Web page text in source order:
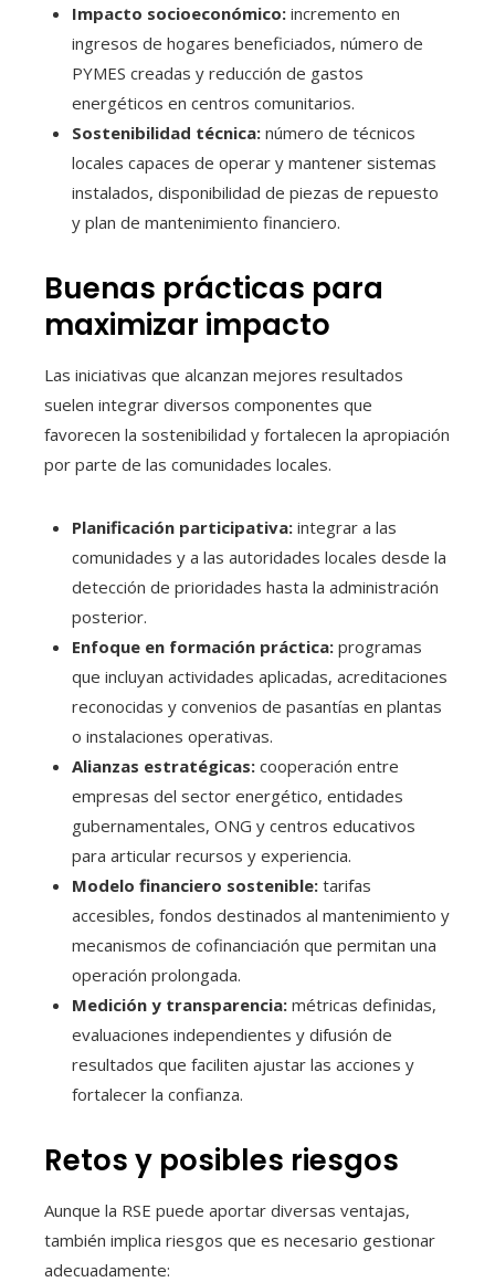
Impacto socioeconómico: incremento en
ingresos de hogares beneficiados, número de
PYMES creadas y reducción de gastos
energéticos en centros comunitarios.
Sostenibilidad técnica: número de técnicos
locales capaces de operar y mantener sistemas
instalados, disponibilidad de piezas de repuesto
y plan de mantenimiento financiero.
Buenas prácticas para
maximizar impacto
Las iniciativas que alcanzan mejores resultados
suelen integrar diversos componentes que
favorecen la sostenibilidad y fortalecen la apropiación
por parte de las comunidades locales.
Planificación participativa: integrar a las
comunidades y a las autoridades locales desde la
detección de prioridades hasta la administración
posterior.
Enfoque en formación práctica: programas
que incluyan actividades aplicadas, acreditaciones
reconocidas y convenios de pasantías en plantas
o instalaciones operativas.
Alianzas estratégicas: cooperación entre
empresas del sector energético, entidades
gubernamentales, ONG y centros educativos
para articular recursos y experiencia.
Modelo financiero sostenible: tarifas
accesibles, fondos destinados al mantenimiento y
mecanismos de cofinanciación que permitan una
operación prolongada.
Medición y transparencia: métricas definidas,
evaluaciones independientes y difusión de
resultados que faciliten ajustar las acciones y
fortalecer la confianza.
Retos y posibles riesgos
Aunque la RSE puede aportar diversas ventajas,
también implica riesgos que es necesario gestionar
adecuadamente: